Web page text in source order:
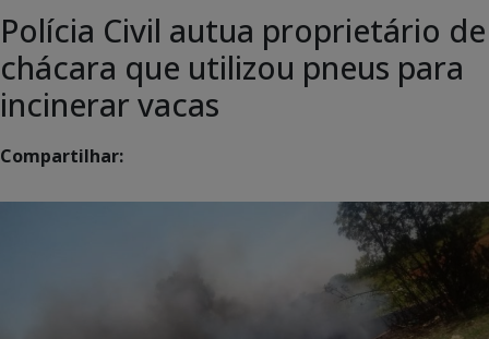
Polícia Civil autua proprietário de
chácara que utilizou pneus para
incinerar vacas
Compartilhar: